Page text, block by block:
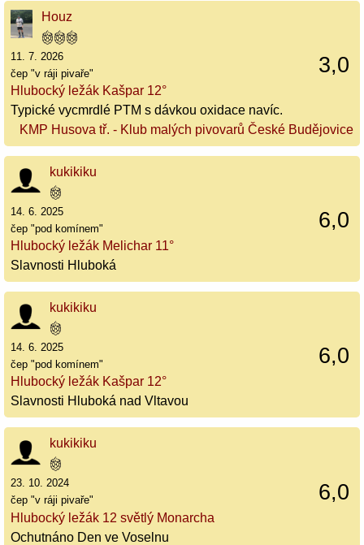
Houz
3,0
11. 7. 2026
čep "v ráji pivaře"
Hlubocký ležák Kašpar 12°
Typické vycmrdlé PTM s dávkou oxidace navíc.
KMP Husova tř. - Klub malých pivovarů České Budějovice
kukikiku
6,0
14. 6. 2025
čep "pod komínem"
Hlubocký ležák Melichar 11°
Slavnosti Hluboká
kukikiku
6,0
14. 6. 2025
čep "pod komínem"
Hlubocký ležák Kašpar 12°
Slavnosti Hluboká nad Vltavou
kukikiku
6,0
23. 10. 2024
čep "v ráji pivaře"
Hlubocký ležák 12 světlý Monarcha
Ochutnáno Den ve Voselnu